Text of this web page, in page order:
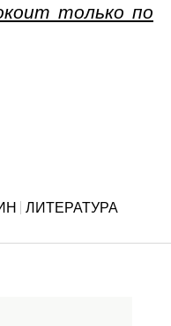
только по
ЛИТЕРАТУРА